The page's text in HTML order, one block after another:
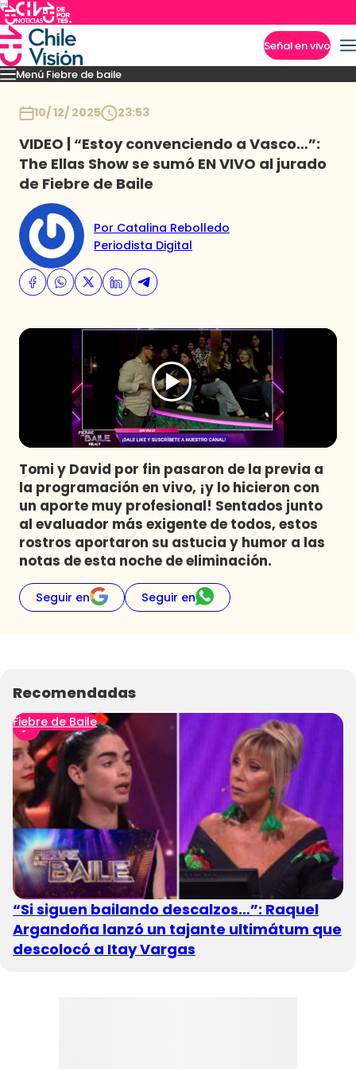
Señal en vivo
Menú Fiebre de baile
Mejores MomentosPresentacionesEl VAR-After del baile
10/ 12/ 2025 23:53
VIDEO | “Estoy convenciendo a Vasco…”:
The Ellas Show se sumó EN VIVO al jurado
de Fiebre de Baile
Por Catalina Rebolledo
Periodista Digital
Tomi y David por fin pasaron de la previa a
la programación en vivo, ¡y lo hicieron con
un aporte muy profesional! Sentados junto
al evaluador más exigente de todos, estos
rostros aportaron su astucia y humor a las
notas de esta noche de eliminación.
Seguir en Seguir en
Recomendadas
Fiebre de Baile
“Si siguen bailando descalzos…”: Raquel
Argandoña lanzó un tajante ultimátum que
descolocó a Itay Vargas
Imperdibles
Programas
Club De La Comedia
Contigo en Directo
Plan Perfecto
El Tiempo
Sabingo
Todos Los Programas